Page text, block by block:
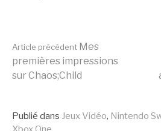
Lire
Article précédent Mes
premières impressions
sur Chaos;Child
Publié dans Jeux Vidéo, Nintendo